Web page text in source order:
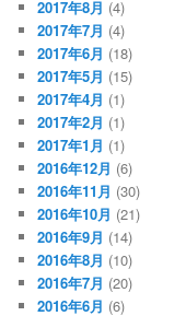
2017年8月 (4)
2017年7月 (4)
2017年6月 (18)
2017年5月 (15)
2017年4月 (1)
2017年2月 (1)
2017年1月 (1)
2016年12月 (6)
2016年11月 (30)
2016年10月 (21)
2016年9月 (14)
2016年8月 (10)
2016年7月 (20)
2016年6月 (6)